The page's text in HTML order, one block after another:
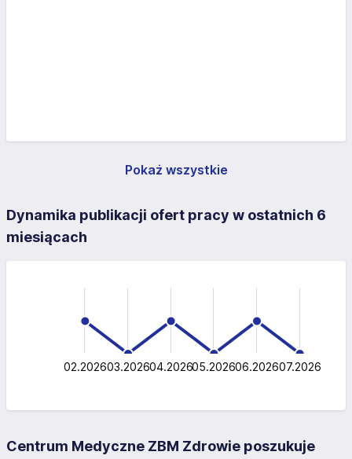
Pokaż wszystkie
Dynamika publikacji ofert pracy w ostatnich 6
miesiącach
L
02.202603.202604.202605.202606.202607.2026
Centrum Medyczne ZBM Zdrowie poszukuje